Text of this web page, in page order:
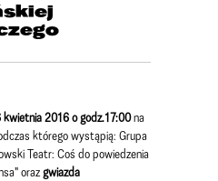
kwietnia 2016 o godz.17:00na
którego wystąpią: Grupa
Teatr: Coś do powiedzenia
oraz gwiazda